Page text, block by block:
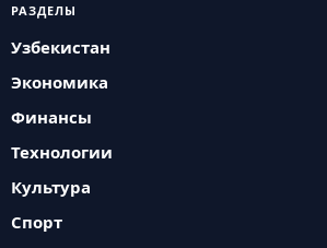
РАЗДЕЛЫ
Узбекистан
Экономика
Финансы
Технологии
Культура
Спорт